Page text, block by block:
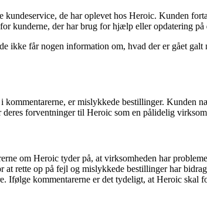
de har oplevet hos Heroic. Kunden
kunderne, der har brug for hjælp eller opdatering på
ikke får nogen information om, hvad der er gået
kommentarerne, er mislykkede bestillinger. Kunden
forventninger til Heroic som en pålidelig
om Heroic tyder på, at virksomheden har
at rette op på fejl og mislykkede bestillinger har
Ifølge kommentarerne er det tydeligt, at Heroic skal